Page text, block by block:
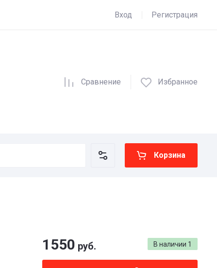
Вход Регистрация
Сравнение Избранное
Корзина
В наличии 1
1550 руб.